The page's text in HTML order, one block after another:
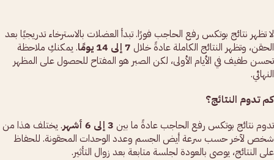
لا تظهر نتائج بوتكس رفع الحاجب فورًا. تبدأ العضلات بالاسترخاء تدريجيًا بعد
الحقن، وتظهر النتائج الكاملة عادةً خلال 7 إلى 14 يومًا
. يمكنكِ ملاحظة
تحسن طفيف في الأيام الأولى، لكن الصبر هو المفتاح للحصول على المظهر
النهائي.
كم تدوم النتائج؟
تدوم نتائج بوتكس رفع الحاجب عادةً ما بين 3 إلى 6 أشهر
. يختلف هذا من
شخص لآخر حسب سرعة أيض الجسم وعدد الوحدات المحقونة. للحفاظ
على النتائج، يوصى بالعودة لجلسة متابعة بعد زوال التأثير.